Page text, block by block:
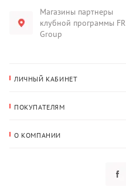
Магазины партнеры
клубной программы FR
Group
ЛИЧНЫЙ КАБИНЕТ
Адрес для доставки
ПОКУПАТЕЛЯМ
О КОМПАНИИ
Политика конфиденциальности